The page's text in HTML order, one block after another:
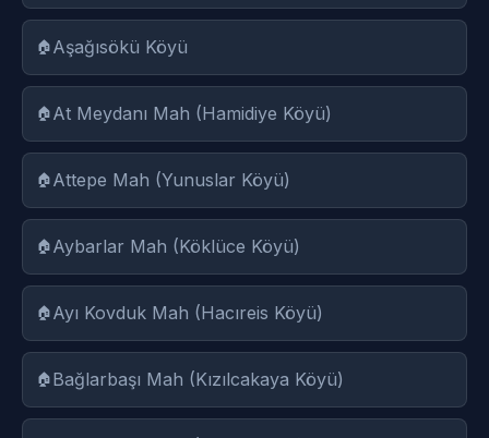
Aşağısökü Köyü
At Meydanı Mah (Hamidiye Köyü)
Attepe Mah (Yunuslar Köyü)
Aybarlar Mah (Köklüce Köyü)
Ayı Kovduk Mah (Hacıreis Köyü)
Bağlarbaşı Mah (Kızılcakaya Köyü)